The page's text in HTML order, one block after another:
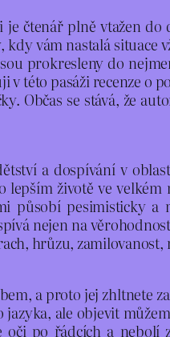
čtenář plně vtažen
vám nastalá situace
prokresleny do
této pasáži recenze o
Občas se stává, že
a dospívání v
životě ve
působí pesimisticky
nejen na
hrůzu, zamilovanost,
a proto jej zhltnete
ale objevit
po řádcích a